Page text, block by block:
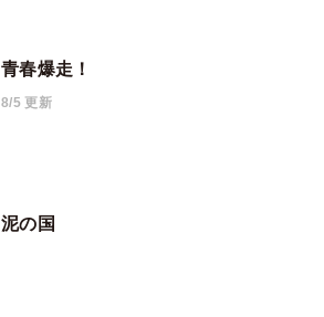
青春爆走！
8/5 更新
泥の国